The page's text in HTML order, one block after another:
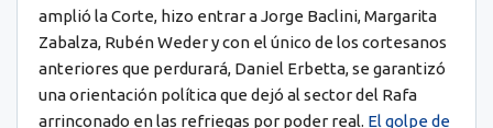
amplió la Corte, hizo entrar a Jorge Baclini, Margarita
Zabalza, Rubén Weder y con el único de los cortesanos
anteriores que perdurará, Daniel Erbetta, se garantizó
una orientación política que dejó al sector del Rafa
arrinconado en las refriegas por poder real. El golpe de